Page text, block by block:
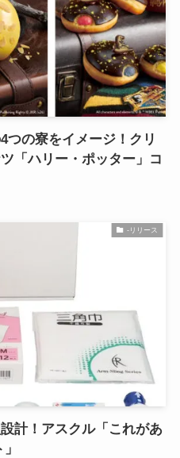
つの寮をイメージ！クリ
「ハリー・ポッター」コ
-リリース
計！アスクル「これがあ